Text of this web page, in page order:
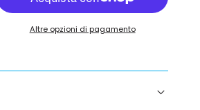
Altre opzioni di pagamento